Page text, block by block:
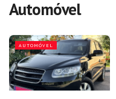
Automóvel
AUTOMÓVEL